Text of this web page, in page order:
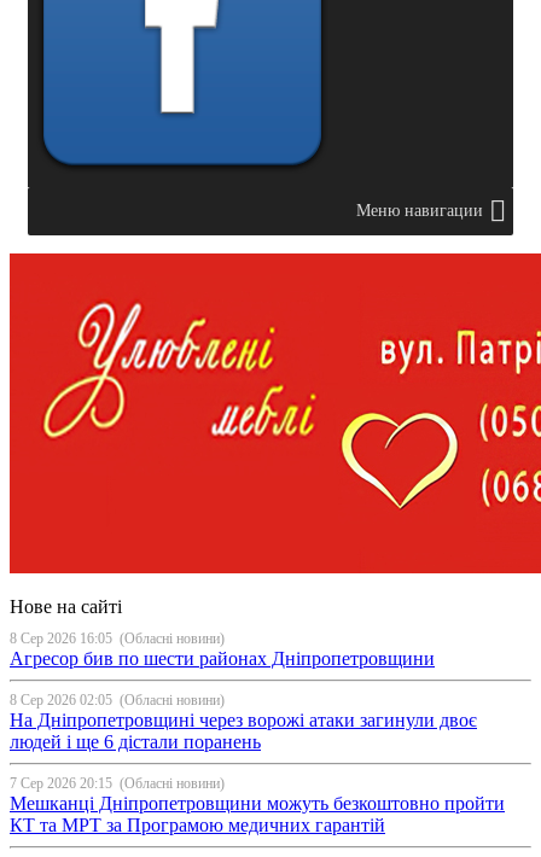
Меню навигации
Нове на сайті
8 Сер 2026 16:05 (Обласні новини)
Агресор бив по шести районах Дніпропетровщини
8 Сер 2026 02:05 (Обласні новини)
На Дніпропетровщині через ворожі атаки загинули двоє
людей і ще 6 дістали поранень
7 Сер 2026 20:15 (Обласні новини)
Мешканці Дніпропетровщини можуть безкоштовно пройти
КТ та МРТ за Програмою медичних гарантій